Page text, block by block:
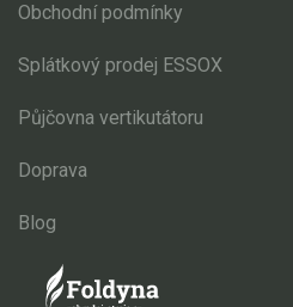
Obchodní podmínky
Splátkový prodej ESSOX
Půjčovna vertikutátoru
Doprava
Blog